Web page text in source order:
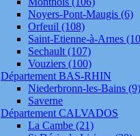
Noyers-Pont-Maugis (6)
Orfeuil (108)
Saint-Etienne-à-Arnes
Sechault (107)
Vouziers (100)
Département BAS-RHIN
Niederbronn-les-Bains (9)
Saverne
Département CALVADOS
La Cambe (21)